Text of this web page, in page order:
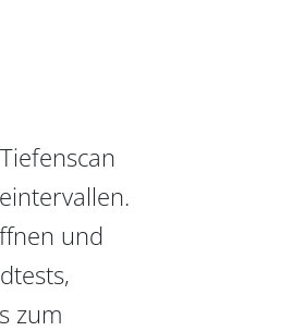
und
zum